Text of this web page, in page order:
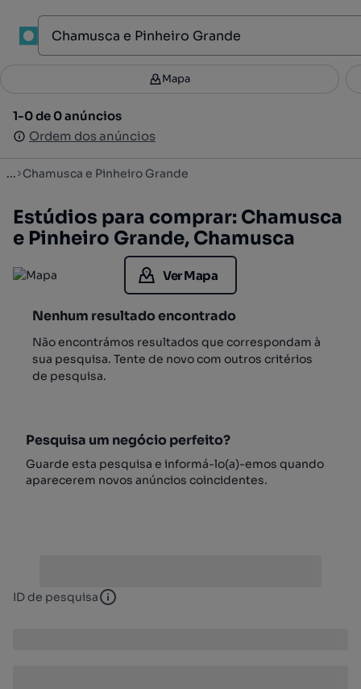
Filtros 2
1-0 de 0 anúncios
Ordem dos anúncios
Mapa
1-0 de 0 anúncios
Ordem dos anúncios
... Chamusca e Pinheiro Grande
Estúdios para comprar: Chamusca
e Pinheiro Grande, Chamusca
Ver Mapa
Nenhum resultado encontrado
Não encontrámos resultados que correspondam à
sua pesquisa. Tente de novo com outros critérios
de pesquisa.
Pesquisa um negócio perfeito?
Guarde esta pesquisa e informá-lo(a)-emos quando
aparecerem novos anúncios coincidentes.
ID de pesquisa ID de pesquisa